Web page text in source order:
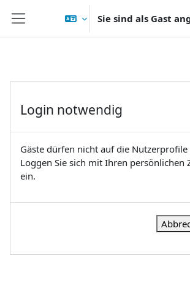
Website-Übersicht
Sie sind als Gast
Login notwendig
Gäste dürfen nicht auf die
Loggen Sie sich mit Ihren persönlichen
ein.